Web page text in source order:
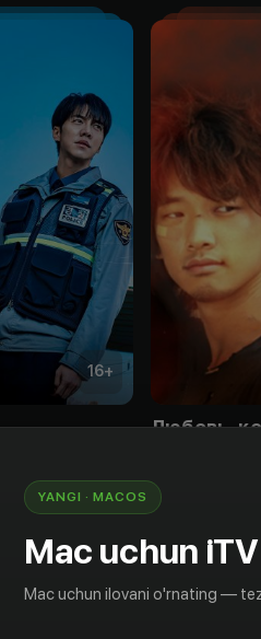
16+
Любовь,
YANGI · MACOS
Mac uchun iTV
Mac uchun ilovani o'rnating —